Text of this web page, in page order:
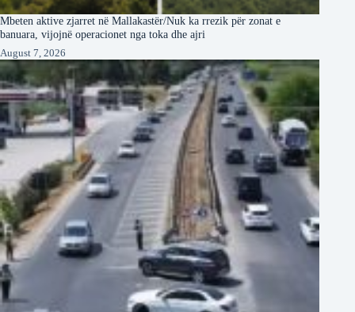
Mbeten aktive zjarret në Mallakastër/Nuk ka rrezik për zonat e
banuara, vijojnë operacionet nga toka dhe ajri
August 7, 2026